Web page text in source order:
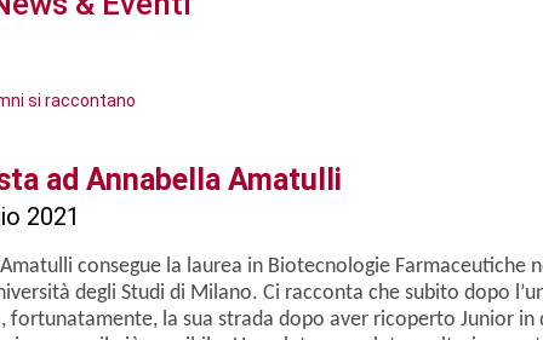
si raccontano
ad Annabella Amatulli
2021
consegue la laurea in Biotecnologie Farmaceutiche
degli Studi di Milano. Ci racconta che subito dopo
fortunatamente, la sua strada dopo aver ricoperto Junior in
Giugno 2026
03 04 05 06 07
17 18 19 20 21
29 30
13 14 15 16 17